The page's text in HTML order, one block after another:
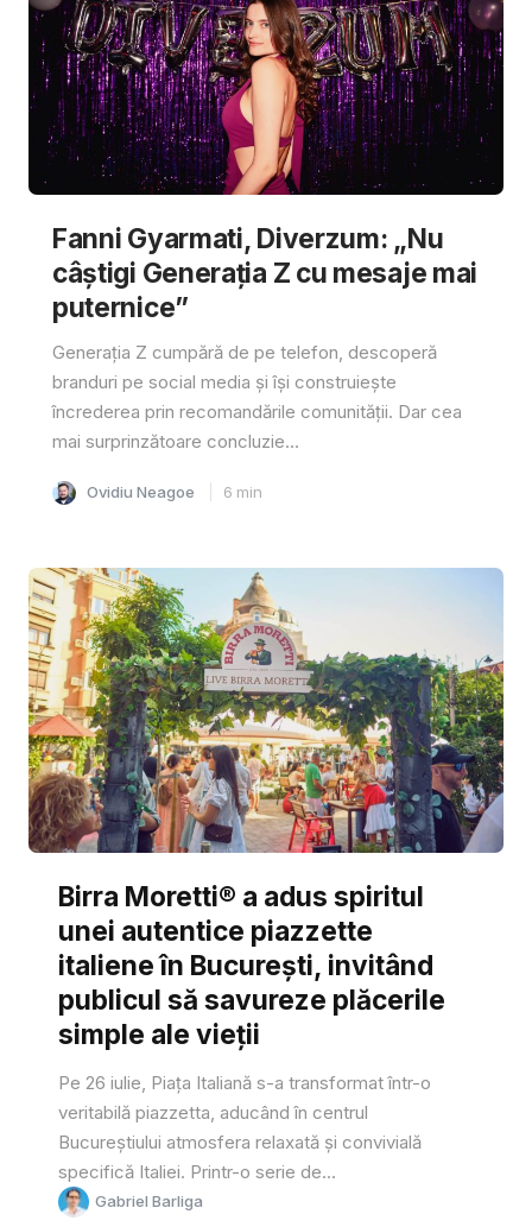
Fanni Gyarmati, Diverzum: „Nu
câștigi Generația Z cu mesaje mai
puternice”
Generația Z cumpără de pe telefon, descoperă
branduri pe social media și își construiește
încrederea prin recomandările comunității. Dar cea
mai surprinzătoare concluzie...
Ovidiu Neagoe 6 min
Birra Moretti® a adus spiritul
unei autentice piazzette
italiene în București, invitând
publicul să savureze plăcerile
simple ale vieții
Pe 26 iulie, Piața Italiană s-a transformat într-o
veritabilă piazzetta, aducând în centrul
Bucureștiului atmosfera relaxată și convivială
specifică Italiei. Printr-o serie de...
Gabriel Barliga